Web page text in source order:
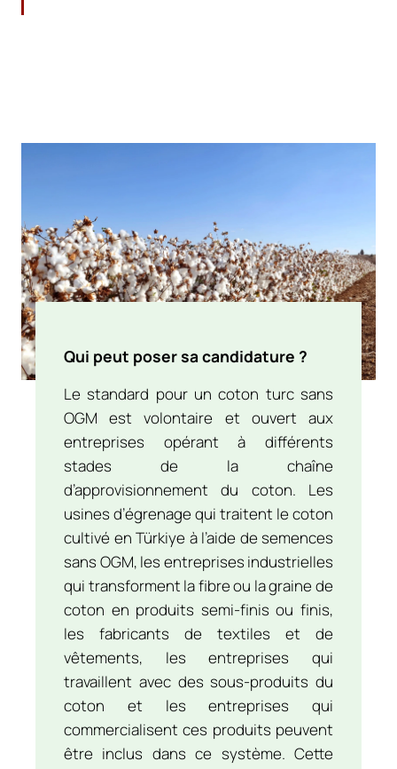
Qui peut poser sa candidature ?
Le standard pour un coton turc sans
OGM est volontaire et ouvert aux
entreprises opérant à différents
stades de la chaîne
d’approvisionnement du coton. Les
usines d’égrenage qui traitent le coton
cultivé en Türkiye à l’aide de semences
sans OGM, les entreprises industrielles
qui transforment la fibre ou la graine de
coton en produits semi-finis ou finis,
les fabricants de textiles et de
vêtements, les entreprises qui
travaillent avec des sous-produits du
coton et les entreprises qui
commercialisent ces produits peuvent
être inclus dans ce système. Cette